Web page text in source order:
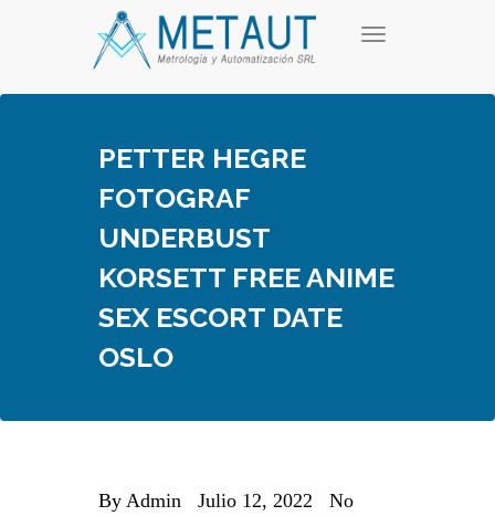
T
g
t
i
PETTER HEGRE
FOTOGRAF
UNDERBUST
KORSETT FREE ANIME
SEX ESCORT DATE
OSLO
By Admin Julio 12, 2022
No